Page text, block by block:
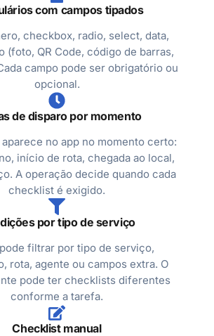
com campos tipados
checkbox, radio, select, data,
(foto, QR Code, código de barras,
campo pode ser obrigatório ou
opcional.
de disparo por momento
no app no momento certo:
início de rota, chegada ao local,
A operação decide quando cada
checklist é exigido.
por tipo de serviço
filtrar por tipo de serviço,
rota, agente ou campos extra. O
pode ter checklists diferentes
conforme a tarefa.
Checklist manual